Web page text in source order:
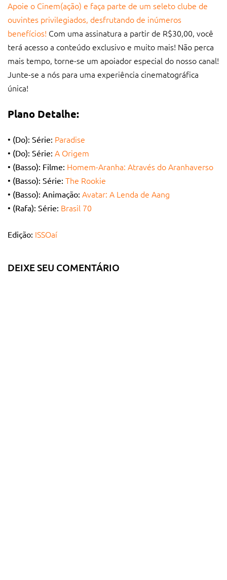
Apoie o Cinem(ação) e faça parte de um seleto clube de
ouvintes privilegiados, desfrutando de inúmeros
benefícios! Com uma assinatura a partir de R$30,00, você
terá acesso a conteúdo exclusivo e muito mais! Não perca
mais tempo, torne-se um apoiador especial do nosso canal!
Junte-se a nós para uma experiência cinematográfica
única!
Plano Detalhe:
• (Do): Série: Paradise
• (Do): Série: A Origem
• (Basso): Filme: Homem-Aranha: Através do Aranhaverso
• (Basso): Série: The Rookie
• (Basso): Animação: Avatar: A Lenda de Aang
• (Rafa): Série: Brasil 70
Edição: ISSOaí
DEIXE SEU COMENTÁRIO